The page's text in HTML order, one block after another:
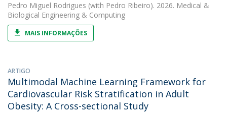
Pedro Miguel Rodrigues (with Pedro Ribeiro). 2026. Medical &
Biological Engineering & Computing
MAIS INFORMAÇÕES
ARTIGO
Multimodal Machine Learning Framework for
Cardiovascular Risk Stratification in Adult
Obesity: A Cross-sectional Study